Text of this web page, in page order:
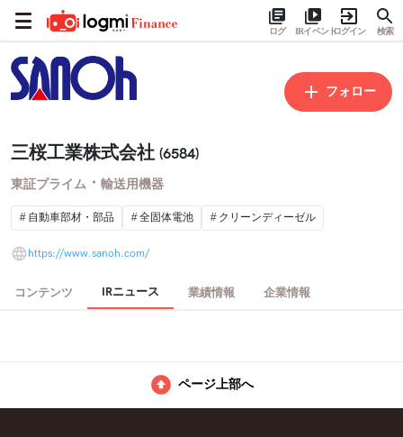
ログ IRイベントログイン 検索
フォロー
三桜工業株式会社 (6584)
東証プライム ・ 輸送用機器
自動車部材・部品 全固体電池 クリーンディーゼル
https://www.sanoh.com/
コンテンツ IRニュース 業績情報 企業情報
ページ上部へ